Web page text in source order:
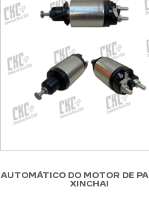
AUTOMÁTICO DO MOTOR DE
XINCHAI